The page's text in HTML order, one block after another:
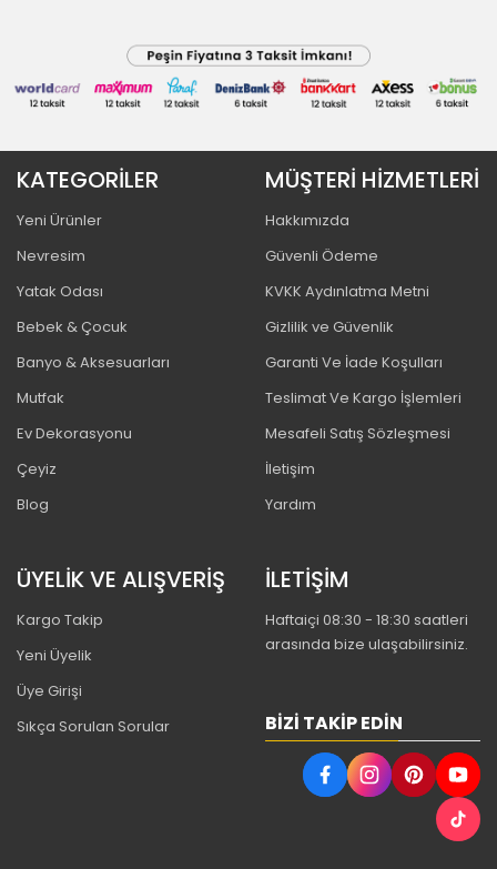
KATEGORİLER
Yeni Ürünler
Nevresim
Yatak Odası
Bebek & Çocuk
Banyo & Aksesuarları
Mutfak
Ev Dekorasyonu
Çeyiz
Blog
MÜŞTERİ HİZMETLERİ
Hakkımızda
Güvenli Ödeme
KVKK Aydınlatma Metni
Gizlilik ve Güvenlik
Garanti Ve İade Koşulları
Teslimat Ve Kargo İşlemleri
Mesafeli Satış Sözleşmesi
İletişim
Yardım
ÜYELİK VE ALIŞVERİŞ
Kargo Takip
Yeni Üyelik
Üye Girişi
Sıkça Sorulan Sorular
İLETİŞİM
Haftaiçi 08:30 - 18:30 saatleri
arasında bize ulaşabilirsiniz.
BIZI TAKIP EDIN